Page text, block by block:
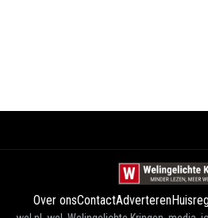
Over onsContactAdverteren